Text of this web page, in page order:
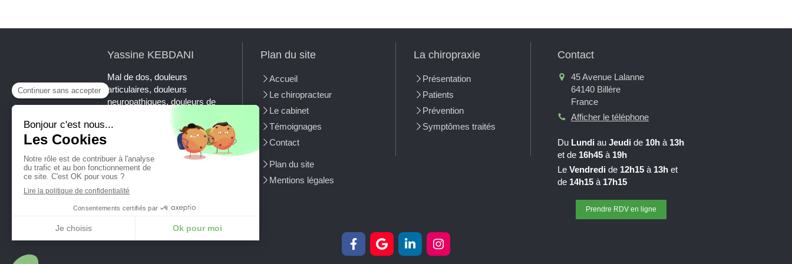
Yassine KEBDANI
Mal de dos, douleurs
articulaires, douleurs
neuropathiques, douleurs de
tendinites, sciatiques, NCB ?
La chiropraxie est la thérapie
manuelle de référence à
l'échelle internationale pour
traiter ces symptômes.
Prenez rendez-vous avec
Plan du site
Accueil
Le chiropracteur
Le cabinet
Témoignages
Contact
Plan du site
Mentions légales
La chiropraxie
Présentation
Patients
Prévention
Symptômes traités
Contact
45 Avenue Lalanne
64140 Billère
France
Afficher le téléphone
Du Lundi au Jeudi de 10h à 13h
et de 16h45 à 19h
Le Vendredi de 12h15 à 13h et
de 14h15 à 17h15
Prendre RDV en ligne